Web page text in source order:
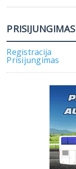
PRISIJUNGIMAS
Registracija
Prisijungimas